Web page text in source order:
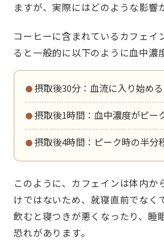
ますが、実際にはどのような影響
コーヒーに含まれているカフェイ
ると一般的に以下のように血中濃
・摂取後30分：血流に入り始める
・摂取後1時間：血中濃度がピー
・摂取後4時間：ピーク時の半分
このように、カフェインは体内か
けではないため、就寝直前でなく
飲むと寝つきが悪くなったり、睡
恐れがあります。